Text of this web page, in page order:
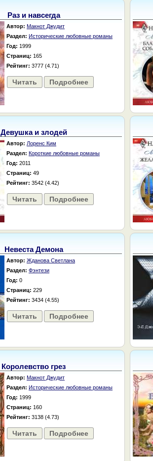
Раз и навсегда
Автор: Макнот Джудит
Раздел: Исторические любовные романы
Год: 1999
Страниц: 165
Рейтинг: 3777 (4.71)
Читать Подробнее
Девушка и злодей
Автор: Лоренс Ким
Раздел: Короткие любовные романы
Год: 2011
Страниц: 49
Рейтинг: 3542 (4.42)
Читать Подробнее
Невеста Демона
Автор: Жданова Светлана
Раздел: Фэнтези
Год: 0
Страниц: 229
Рейтинг: 3434 (4.55)
Читать Подробнее
Королевство грез
Автор: Макнот Джудит
Раздел: Исторические любовные романы
Год: 1999
Страниц: 160
Рейтинг: 3138 (4.73)
Читать Подробнее